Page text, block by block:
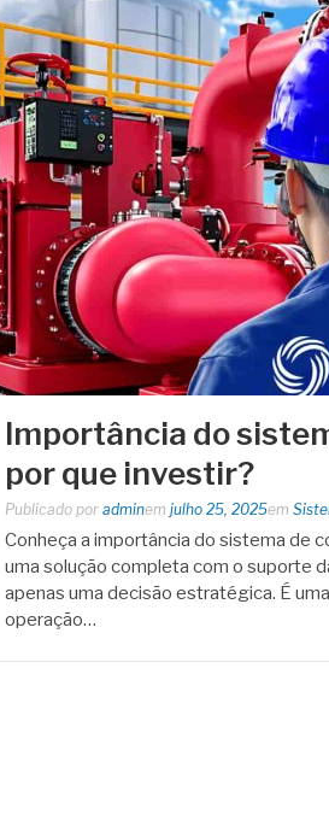
Importância do
por que investir?
Publicado por adminem julho 25, 2025em
Conheça a importância do sistema de
uma solução completa com o suporte
apenas uma decisão estratégica. É
operação…